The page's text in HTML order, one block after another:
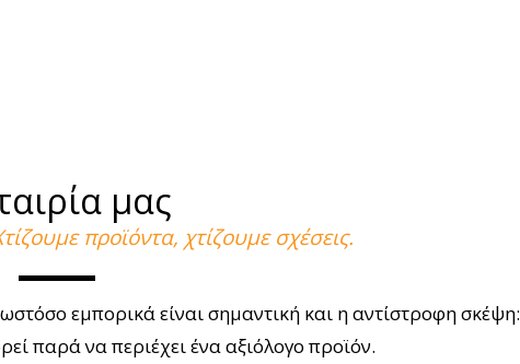
μας
προϊόντα, χτίζουμε σχέσεις.
εμπορικά είναι σημαντική και η αντίστροφη σκέψη:
παρά να περιέχει ένα αξιόλογο προϊόν.